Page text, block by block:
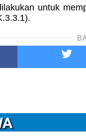
untuk